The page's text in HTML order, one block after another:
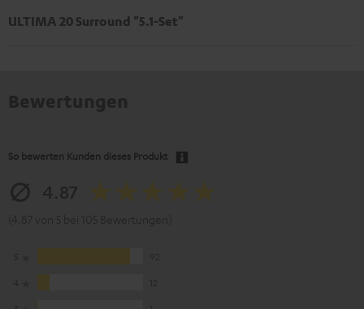
ULTIMA 20 Surround "5.1-Set"
So bewerten Kunden dieses Produkt